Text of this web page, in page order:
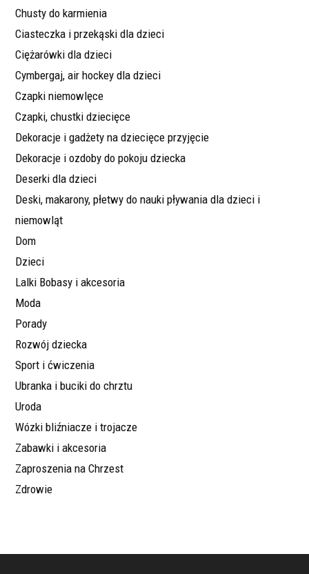
Chusty do karmienia
Ciasteczka i przekąski dla dzieci
Ciężarówki dla dzieci
Cymbergaj, air hockey dla dzieci
Czapki niemowlęce
Czapki, chustki dziecięce
Dekoracje i gadżety na dziecięce przyjęcie
Dekoracje i ozdoby do pokoju dziecka
Deserki dla dzieci
Deski, makarony, płetwy do nauki pływania dla dzieci i
niemowląt
Dom
Dzieci
Lalki Bobasy i akcesoria
Moda
Porady
Rozwój dziecka
Sport i ćwiczenia
Ubranka i buciki do chrztu
Uroda
Wózki bliźniacze i trojacze
Zabawki i akcesoria
Zaproszenia na Chrzest
Zdrowie